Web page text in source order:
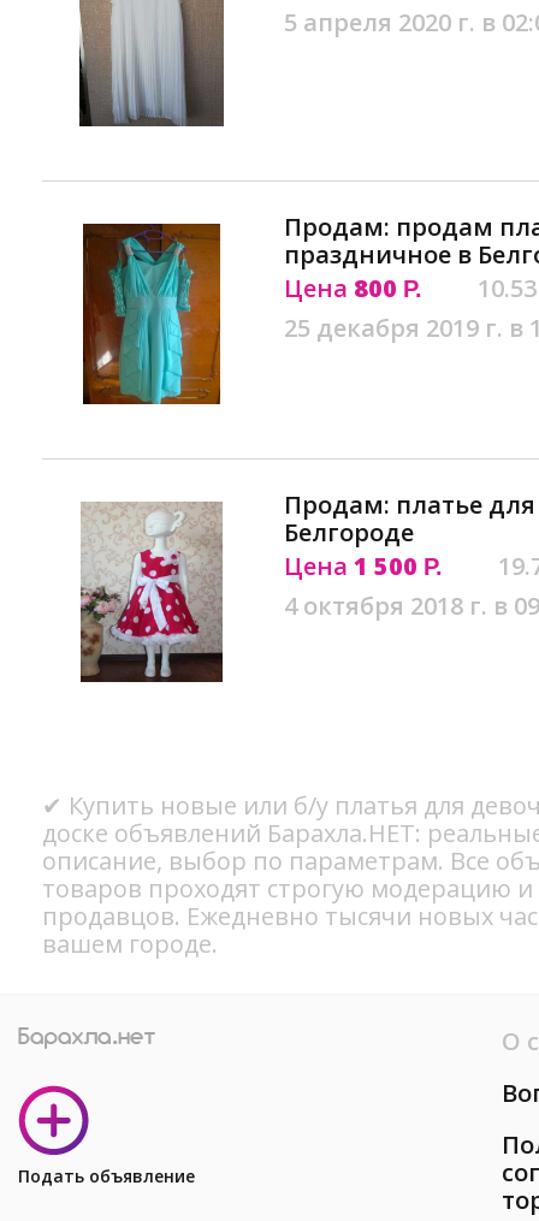
5 апреля 2020 г. в
Продам: продам
праздничное в
Цена 800 Р.
25 декабря 2019 г. в
Продам: платье
Белгороде
Цена 1 500 Р.
4 октября 2018 г. в
✔ Купить новые или б/у платья для
доске объявлений Барахла.НЕТ:
описание, выбор по параметрам. Все
товаров проходят строгую модерацию
продавцов. Ежедневно тысячи новых
вашем городе.
Подать объявление
О